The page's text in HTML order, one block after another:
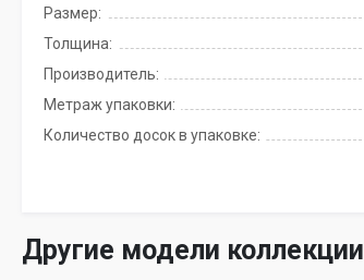
Размер:
Толщина:
Производитель:
Метраж упаковки:
Количество досок в упаковке:
Другие модели коллекции